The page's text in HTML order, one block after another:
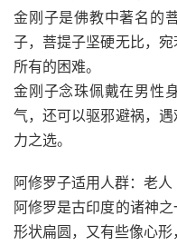
金刚子是佛教中著名的
子，菩提子坚硬无比，
所有的困难。
金刚子念珠佩戴在男性
气，还可以驱邪避祸，
力之选。
阿修罗子适用人群：老人
阿修罗是古印度的诸神
形状扁圆，又有些像心形